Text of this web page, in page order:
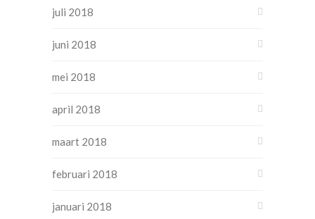
juli 2018
juni 2018
mei 2018
april 2018
maart 2018
februari 2018
januari 2018